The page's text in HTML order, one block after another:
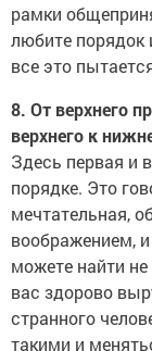
рамки
любите порядок
все это
8. От верхнего
верхнего к
Здесь первая и
порядке. Это
мечтательная,
воображением,
можете найти
вас здорово
странного
такими и